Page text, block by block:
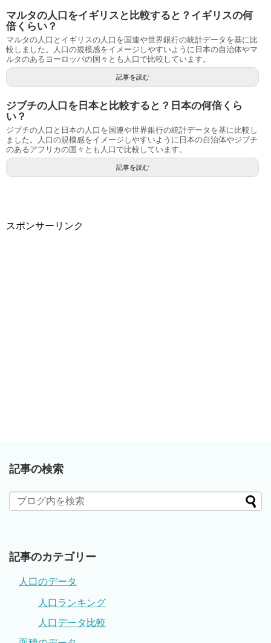
マルタの人口をイギリスと比較すると？イギリスの何
倍くらい？
マルタの人口とイギリスの人口を国連や世界銀行の統計データを基に比
較しました。人口の規模感をイメージしやすいように日本の自治体やマ
ルタのあるヨーロッパの国々とも人口で比較しています。
記事を読む
ジブチの人口を日本と比較すると？日本の何倍くら
い？
ジブチの人口と日本の人口を国連や世界銀行の統計データを基に比較し
ました。人口の規模感をイメージしやすいように日本の自治体やジブチ
のあるアフリカの国々とも人口で比較しています。
記事を読む
スポンサーリンク
記事の検索
記事のカテゴリー
人口のデータ
人口ランキング
人口データ比較